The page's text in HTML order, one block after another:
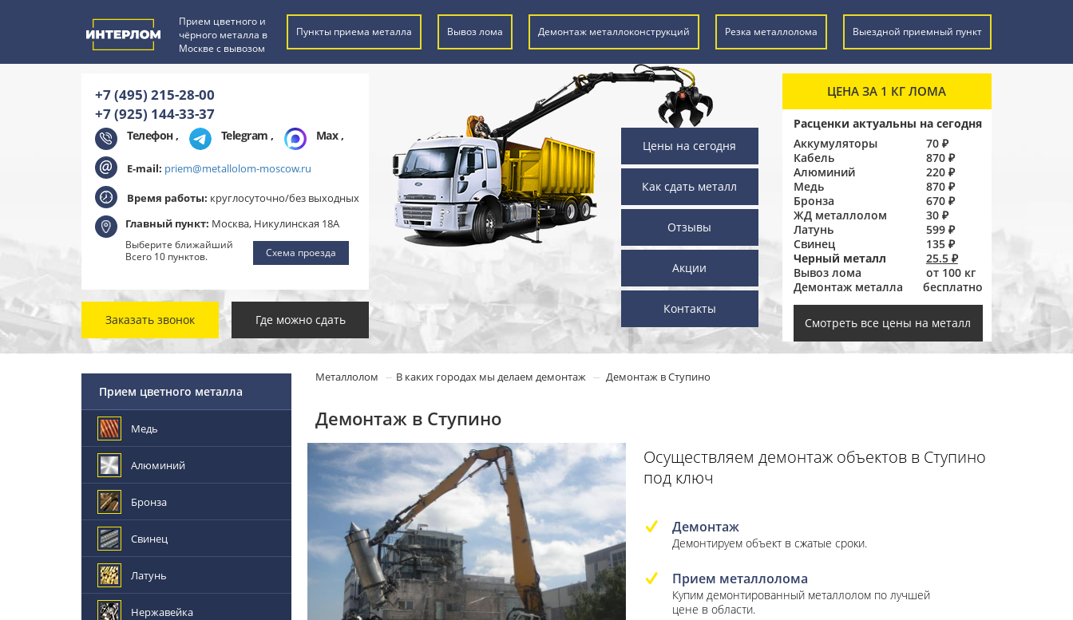
Прием цветного и
чёрного металла в
Москве с вывозом
Пункты приема металла Вывоз лома Демонтаж металлоконструкций Резка металлолома Выездной приемный пункт
+7 (495) 215-28-00
+7 (925) 144-33-37
Телефон , Telegram , Max,
E-mail: priem@metallolom-moscow.ru
Время работы: круглосуточно/без выходных
Главный пункт: Москва, Никулинская 18А
Выберите ближайший
Всего 10 пунктов.
Схема проезда
Заказать звонок Где можно сдать
ЦЕНА ЗА 1 КГ ЛОМА
Расценки актуальны на сегодня
Аккумуляторы
70 ₽
Кабель
870 ₽
Алюминий
220 ₽
Медь
870 ₽
Бронза
670 ₽
ЖД металлолом
30 ₽
Латунь
599 ₽
Свинец
135 ₽
Черный металл
25.5 ₽
Вывоз лома
от 100 кг
Демонтаж металла
бесплатно
Смотреть все цены на металл
Цены на сегодня
Как сдать металл
Отзывы
Акции
Контакты
Металлолом В каких городах мы делаем демонтаж Демонтаж в Ступино
Демонтаж в Ступино
Осуществляем демонтаж объектов в Ступино
под ключ
Демонтаж
Демонтируем объект в сжатые сроки.
Прием металлолома
Купим демонтированный металлолом по лучшей
цене в области.
Прием цветного металла
Медь
Алюминий
Бронза
Свинец
Латунь
Нержавейка